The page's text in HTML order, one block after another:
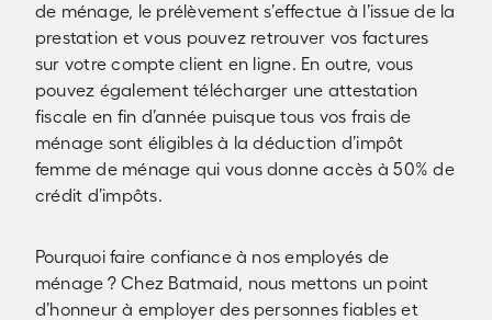
de ménage, le prélèvement s’effectue à l’issue de la
prestation et vous pouvez retrouver vos factures
sur votre compte client en ligne. En outre, vous
pouvez également télécharger une attestation
fiscale en fin d’année puisque tous vos frais de
ménage sont éligibles à la déduction d’impôt
femme de ménage qui vous donne accès à 50% de
crédit d’impôts.
Pourquoi faire confiance à nos employés de
ménage ? Chez Batmaid, nous mettons un point
d’honneur à employer des personnes fiables et